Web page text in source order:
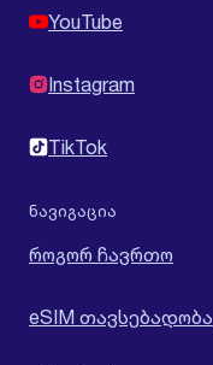
YouTube
Instagram
TikTok
ნავიგაცია
როგორ ჩავრთო
eSIM თავსებადობა